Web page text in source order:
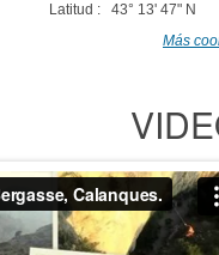
Latitud : 43° 13' 47" N
Más